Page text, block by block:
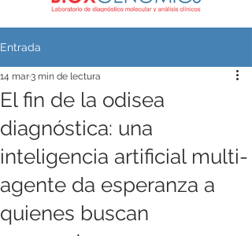
Entrada
El fin de la odisea
diagnóstica: una
inteligencia artificial multi-
agente da esperanza a
quienes buscan
14 mar3 min de lectura